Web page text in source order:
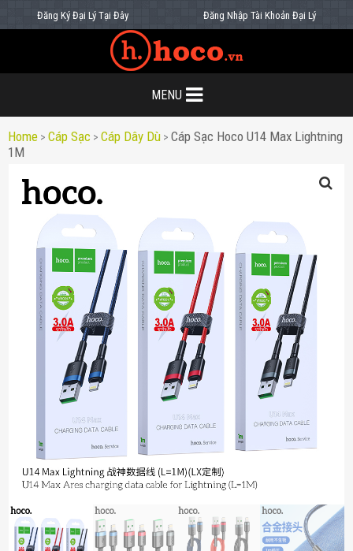
Đăng Ký Đại Lý Tại Đây Đăng Nhập Tài Khoản Đại Lý
MENU
Home > Cáp Sạc > Cáp Dây Dù > Cáp Sạc Hoco U14 Max Lightning
1M